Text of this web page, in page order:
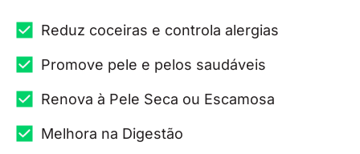
Reduz coceiras e controla alergias
Promove pele e pelos saudáveis
Renova à Pele Seca ou Escamosa
Melhora na Digestão